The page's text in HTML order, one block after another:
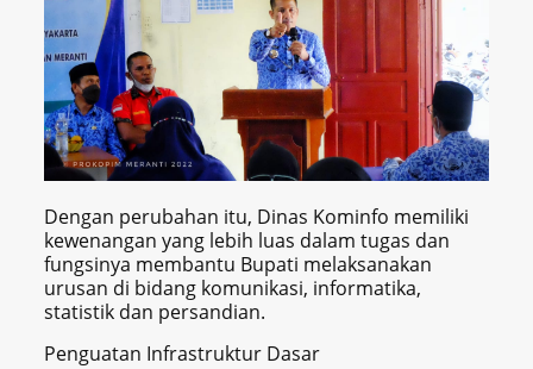
Dengan perubahan itu, Dinas Kominfo memiliki
kewenangan yang lebih luas dalam tugas dan
fungsinya membantu Bupati melaksanakan
urusan di bidang komunikasi, informatika,
statistik dan persandian.
Penguatan Infrastruktur Dasar